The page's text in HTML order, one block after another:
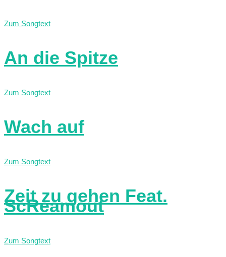
Zum Songtext
An die Spitze
Zum Songtext
Wach auf
Zum Songtext
Zeit zu gehen Feat.
ScReamout
Zum Songtext